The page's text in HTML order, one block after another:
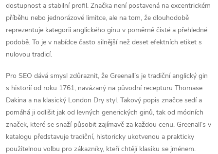
dostupnost a stabilní profil. Značka není postavená na excentrickém
příběhu nebo jednorázové limitce, ale na tom, že dlouhodobě
reprezentuje kategorii anglického ginu v poměrně čisté a přehledné
podobě. To je v nabídce často silnější než deset efektních etiket s
nulovou tradicí.
Pro SEO dává smysl zdůraznit, že Greenall’s je tradiční anglický gin
s historií od roku 1761, navázaný na původní recepturu Thomase
Dakina a na klasický London Dry styl. Takový popis značce sedí a
pomáhá ji odlišit jak od levných generických ginů, tak od módních
značek, které se snaží působit zajímavě za každou cenu. Greenall’s v
katalogu představuje tradiční, historicky ukotvenou a prakticky
použitelnou volbu pro zákazníky, kteří chtějí klasiku se jménem.